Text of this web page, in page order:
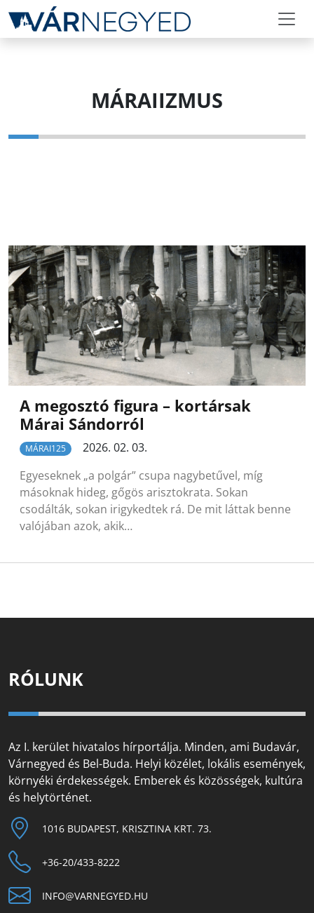
MÁRAIIZMUS
A megosztó figura – kortársak
Márai Sándorról
MÁRAI125
2026. 02. 03.
Egyeseknek „a polgár” csupa nagybetűvel, míg
másoknak hideg, gőgös arisztokrata. Sokan
csodálták, sokan irigykedtek rá. De mit láttak benne
valójában azok, akik…
RÓLUNK
Az I. kerület hivatalos hírportálja. Minden, ami Budavár,
Várnegyed és Bel-Buda. Helyi közélet, lokális események,
környéki érdekességek. Emberek és közösségek, kultúra
és helytörténet.
1016 BUDAPEST, KRISZTINA KRT. 73.
+36-20/433-8222
INFO@VARNEGYED.HU